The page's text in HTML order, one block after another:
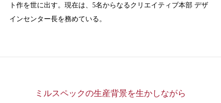
ト作を世に出す。現在は、5名からなるクリエイティブ本部 デザ
インセンター長を務めている。
ミルスペックの生産背景を生かしながら